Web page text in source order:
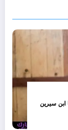
ابن سيرين